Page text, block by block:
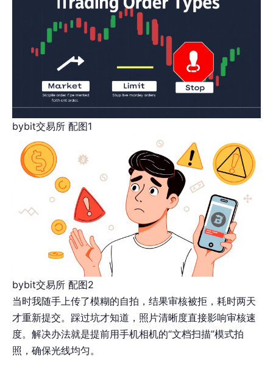
bybit交易所 配图1
bybit交易所 配图2
当时我随手上传了模糊的自拍，结果审核被拒，耗时两天
才重新提交。踩过坑才知道，照片清晰度直接影响审核速
度。解决办法就是提前用手机相机的“文档扫描”模式拍
照，确保光线均匀。